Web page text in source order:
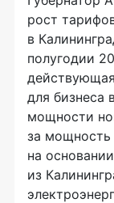
рост
в
полугодии
для бизнеса
мощности
за мощность
на
из